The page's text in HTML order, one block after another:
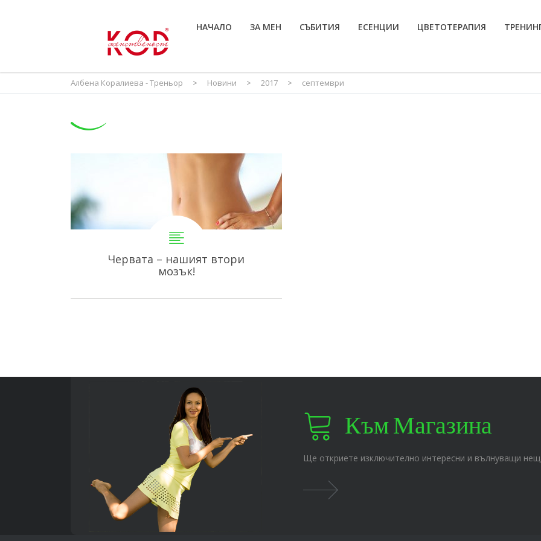
НАЧАЛО ЗА МЕН СЪБИТИЯ ЕСЕНЦИИ ЦВЕТОТЕРАПИЯ
Албена Коралиева - Треньор > Новини > 2017 > септември
Червата – нашият втори
мозък!
Към Магазина
Ще откриете изключително интересни и вълнуващи